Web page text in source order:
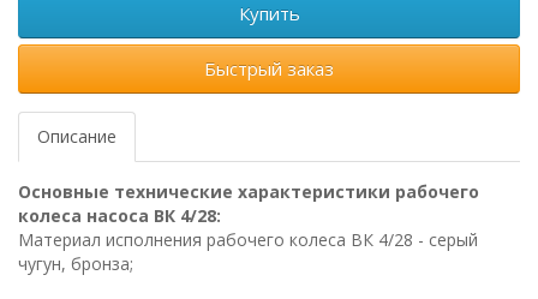
Купить
Быстрый заказ
Описание
Основные технические характеристики рабочего
колеса насоса ВК 4/28:
Материал исполнения рабочего колеса ВК 4/28 - серый
чугун, бронза;